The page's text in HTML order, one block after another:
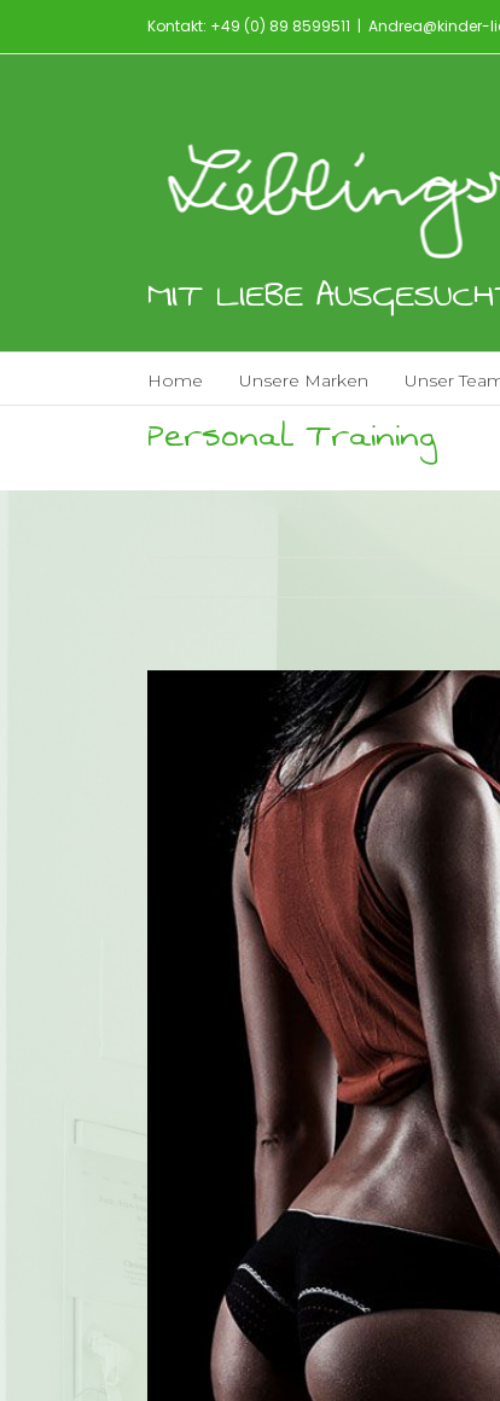
Kontakt: +49 (0) 89 8599511 | Andrea@kinder-
MIT LIEBE
Home Unsere Marken Unser
Personal Training